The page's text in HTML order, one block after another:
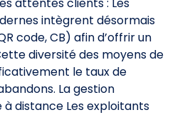
intègrent désormais
code, CB) afin d’offrir un
diversité des moyens de
le taux de
La gestion
distance Les exploitants